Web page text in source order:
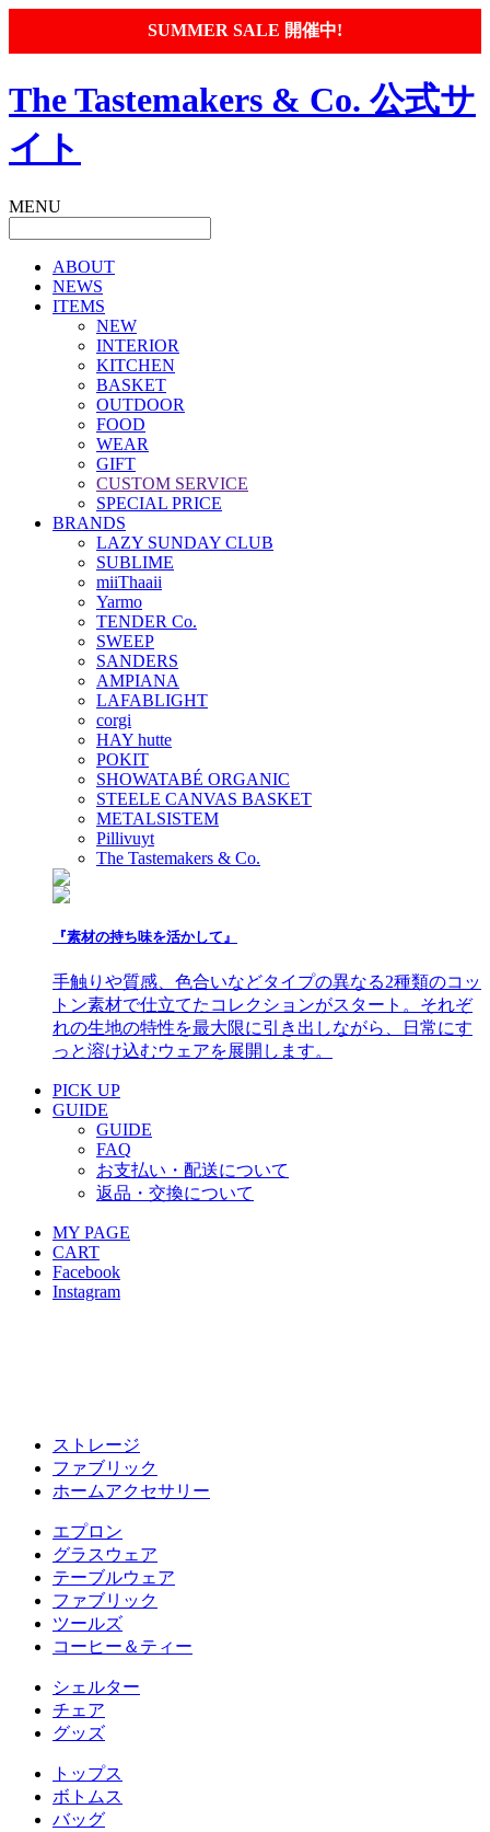
SUMMER SALE 開催中!
The Tastemakers & Co. 公式サ
イト
MENU
ABOUT
NEWS
ITEMS
NEW
INTERIOR
KITCHEN
BASKET
OUTDOOR
FOOD
WEAR
GIFT
CUSTOM SERVICE
SPECIAL PRICE
BRANDS
LAZY SUNDAY CLUB
SUBLIME
miiThaaii
Yarmo
TENDER Co.
SWEEP
SANDERS
AMPIANA
LAFABLIGHT
corgi
HAY hutte
POKIT
SHOWATABÉ ORGANIC
STEELE CANVAS BASKET
METALSISTEM
Pillivuyt
The Tastemakers & Co.
『素材の持ち味を活かして』
手触りや質感、色合いなどタイプの異なる2種類のコッ
トン素材で仕立てたコレクションがスタート。それぞ
れの生地の特性を最大限に引き出しながら、日常にす
っと溶け込むウェアを展開します。
PICK UP
GUIDE
GUIDE
FAQ
お支払い・配送について
返品・交換について
MY PAGE
CART
Facebook
Instagram
ストレージ
ファブリック
ホームアクセサリー
エプロン
グラスウェア
テーブルウェア
ファブリック
ツールズ
コーヒー＆ティー
シェルター
チェア
グッズ
トップス
ボトムス
バッグ